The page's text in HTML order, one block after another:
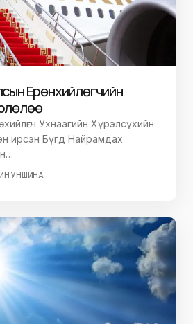
Ерөнхийлөгчийн
Ухнаагийн Хүрэлсүхийн
ирсэн Бүгд Найрамдах
УНШИНА